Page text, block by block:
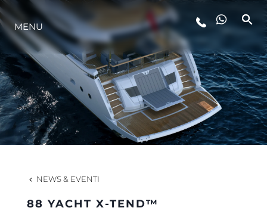
LIFESTYLE
INNOVAZIONE
L'AZIENDA
MENU
NEWS & EVENTI
88 YACHT X-TEND™